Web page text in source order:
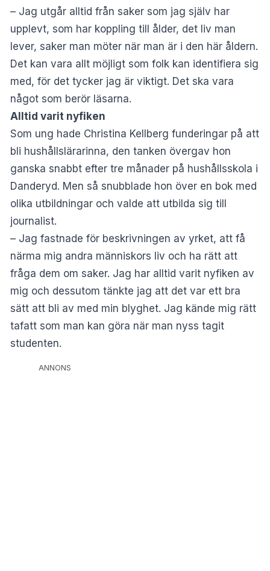
– Jag utgår alltid från saker som jag själv har
upplevt, som har koppling till ålder, det liv man
lever, saker man möter när man är i den här åldern.
Det kan vara allt möjligt som folk kan identifiera sig
med, för det tycker jag är viktigt. Det ska vara
något som berör läsarna.
Alltid varit nyfiken
Som ung hade Christina Kellberg funderingar på att
bli hushållslärarinna, den tanken övergav hon
ganska snabbt efter tre månader på hushållsskola i
Danderyd. Men så snubblade hon över en bok med
olika utbildningar och valde att utbilda sig till
journalist.
– Jag fastnade för beskrivningen av yrket, att få
närma mig andra människors liv och ha rätt att
fråga dem om saker. Jag har alltid varit nyfiken av
mig och dessutom tänkte jag att det var ett bra
sätt att bli av med min blyghet. Jag kände mig rätt
tafatt som man kan göra när man nyss tagit
studenten.
ANNONS